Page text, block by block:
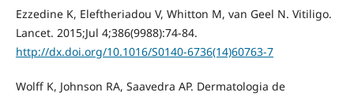
Ezzedine K, Eleftheriadou V, Whitton M, van Geel N. Vitiligo.
Lancet. 2015;Jul 4;386(9988):74-84.
http://dx.doi.org/10.1016/S0140-6736(14)60763-7
Wolff K, Johnson RA, Saavedra AP. Dermatologia de